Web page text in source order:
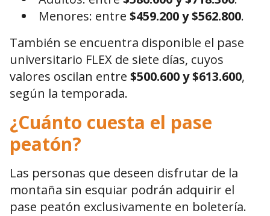
Menores: entre $459.200 y $562.800.
También se encuentra disponible el pase
universitario FLEX de siete días, cuyos
valores oscilan entre $500.600 y $613.600,
según la temporada.
¿Cuánto cuesta el pase
peatón?
Las personas que deseen disfrutar de la
montaña sin esquiar podrán adquirir el
pase peatón exclusivamente en boletería.